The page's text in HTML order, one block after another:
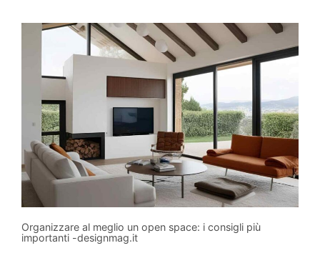
Organizzare al meglio un open space: i consigli più
importanti -designmag.it